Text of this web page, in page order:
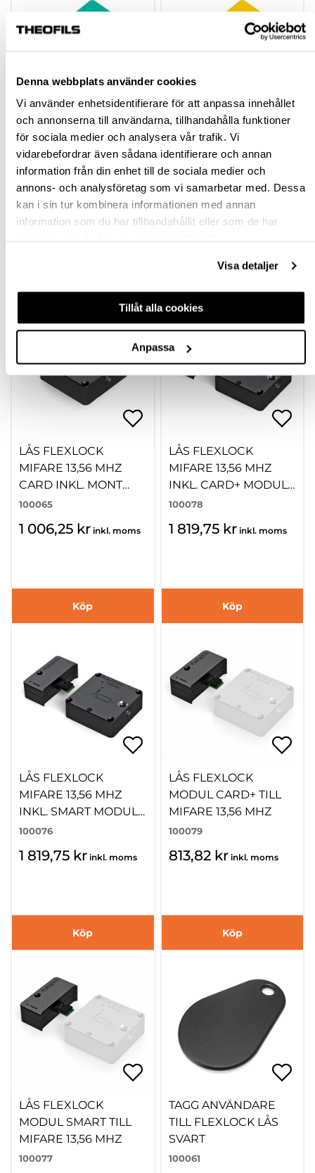
Denna webbplats använder cookies
Vi använder enhetsidentifierare för att anpassa innehållet
och annonserna till användarna, tillhandahålla funktioner
för sociala medier och analysera vår trafik. Vi
vidarebefordrar även sådana identifierare och annan
information från din enhet till de sociala medier och
annons- och analysföretag som vi samarbetar med. Dessa
kan i sin tur kombinera informationen med annan
information som du har tillhandahållit eller som de har
Visa detaljer
Tillåt alla cookies
Anpassa
KORT
PROGRAMMERING
STANDARD TILL
FLEXLOCK LÅS
MIFARE
100058
150,00 kr inkl. moms
KORT SERVICE
STANDARD TILL
FLEXLOCK LÅS
MIFARE
100059
150,00 kr inkl. moms
LÅS FLEXLOCK
MIFARE 13,56 MHZ
CARD INKL. MONT
BATT
100065
1 006,25 kr inkl. moms
Köp
LÅS FLEXLOCK
MIFARE 13,56 MHZ
INKL. CARD+ MODUL
INKL.BATTERI
100078
1 819,75 kr inkl. moms
Köp
LÅS FLEXLOCK
MIFARE 13,56 MHZ
INKL. SMART MODUL
INKL.BATTERI
100076
1 819,75 kr inkl. moms
Köp
LÅS FLEXLOCK
MODUL CARD+ TILL
MIFARE 13,56 MHZ
100079
813,82 kr inkl. moms
Köp
LÅS FLEXLOCK
MODUL SMART TILL
MIFARE 13,56 MHZ
100077
TAGG ANVÄNDARE
TILL FLEXLOCK LÅS
SVART
100061